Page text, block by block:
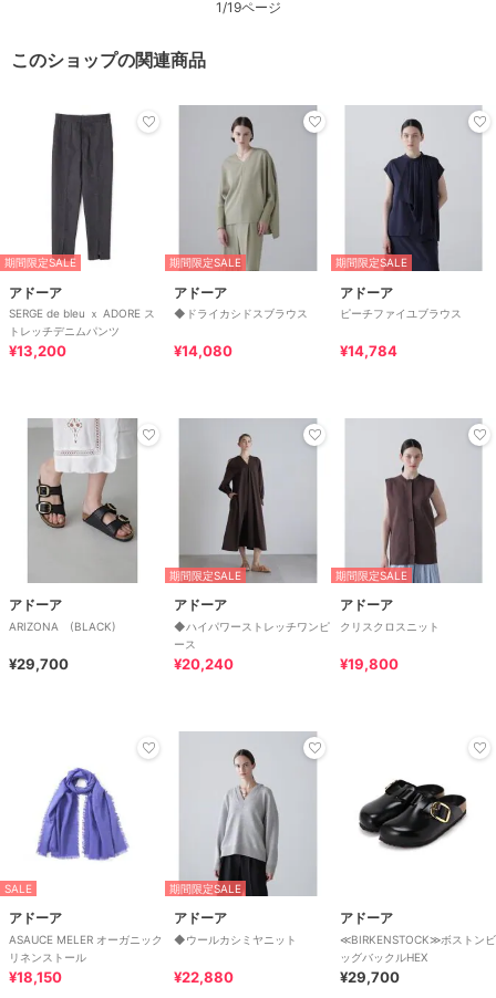
1/19ページ
このショップの関連商品
期間限定SALE
アドーア
SERGE de bleu ｘ ADORE ス
トレッチデニムパンツ
¥13,200
期間限定SALE
アドーア
◆ドライカシドスブラウス
¥14,080
期間限定SALE
アドーア
ピーチファイユブラウス
¥14,784
アドーア
ARIZONA (BLACK)
¥29,700
期間限定SALE
アドーア
◆ハイパワーストレッチワンピ
ース
¥20,240
期間限定SALE
アドーア
クリスクロスニット
¥19,800
SALE
アドーア
ASAUCE MELER オーガニック
リネンストール
¥18,150
期間限定SALE
アドーア
◆ウールカシミヤニット
¥22,880
アドーア
≪BIRKENSTOCK≫ボストンビ
ッグバックルHEX
¥29,700